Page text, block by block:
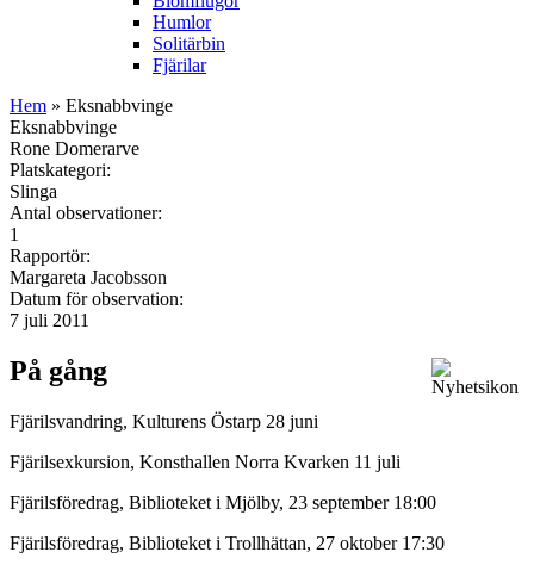
Humlor
Solitärbin
Fjärilar
Hem » Eksnabbvinge
Eksnabbvinge
Rone Domerarve
Platskategori:
Slinga
Antal observationer:
1
Rapportör:
Margareta Jacobsson
Datum för observation:
7 juli 2011
På gång
Fjärilsvandring, Kulturens Östarp 28 juni
Fjärilsexkursion, Konsthallen Norra Kvarken 11 juli
Fjärilsföredrag, Biblioteket i Mjölby, 23 september 18:00
Fjärilsföredrag, Biblioteket i Trollhättan, 27 oktober 17:30